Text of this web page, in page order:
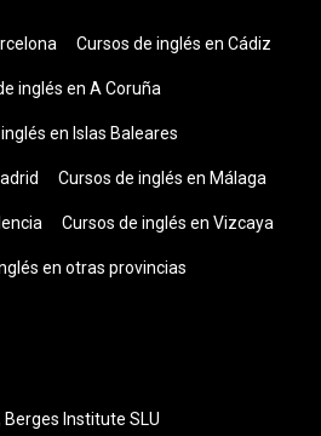
Cursos de inglés en Cádiz
inglés en A Coruña
en Islas Baleares
Cursos de inglés en Málaga
Cursos de inglés en Vizcaya
en otras provincias
Institute SLU